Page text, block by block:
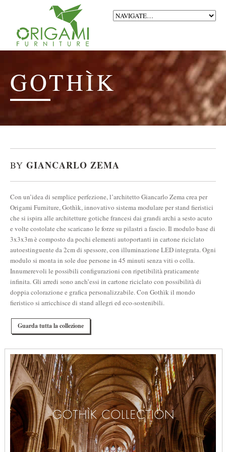
GOTHÌK
BY GIANCARLO ZEMA
Con un’idea di semplice perfezione, l’architetto Giancarlo Zema crea per
Origami Furniture, Gothìk, innovativo sistema modulare per stand fieristici
che si ispira alle architetture gotiche francesi dai grandi archi a sesto acuto
e volte costolate che scaricano le forze su pilastri a fascio. Il modulo base di
3x3x3m è composto da pochi elementi autoportanti in cartone riciclato
autoestinguente da 2cm di spessore, con illuminazione LED integrata. Ogni
modulo si monta in sole due persone in 45 minuti senza viti o colla.
Innumerevoli le possibili configurazioni con ripetibilità praticamente
infinita. Gli arredi sono anch’essi in cartone riciclato con possibilità di
doppia colorazione e grafica personalizzabile. Con Gothìk il mondo
fieristico si arricchisce di stand allegri ed eco-sostenibili.
Guarda tutta la collezione